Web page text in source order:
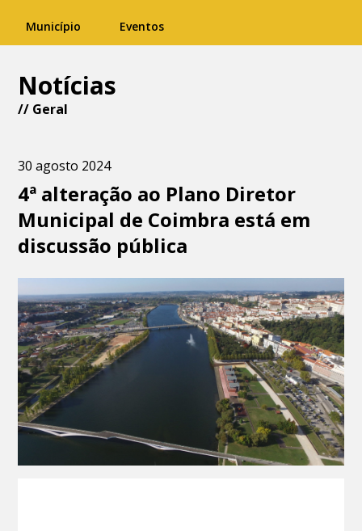
Município Eventos
Notícias
// Geral
30 agosto 2024
4ª alteração ao Plano Diretor
Municipal de Coimbra está em
discussão pública